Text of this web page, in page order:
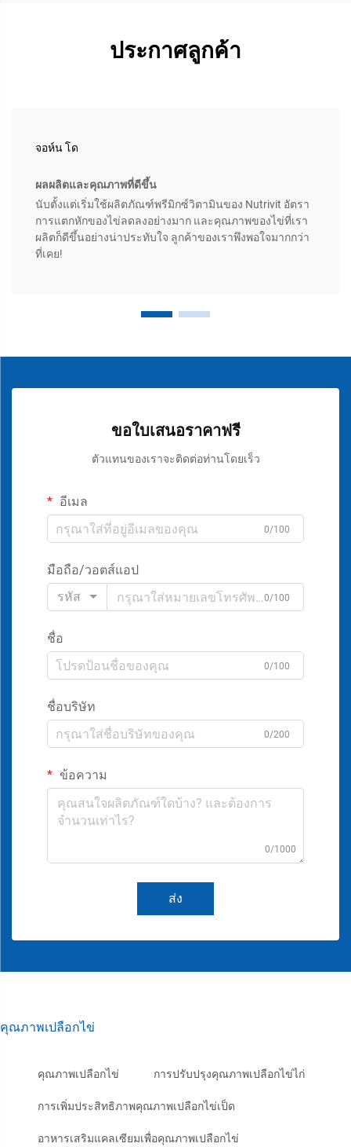
ประกาศลูกค้า
จอห์น โด
ผลผลิตและคุณภาพที่ดีขึ้น
นับตั้งแต่เริ่มใช้ผลิตภัณฑ์พรีมิกซ์วิตามินของ Nutrivit อัตรา
การแตกหักของไข่ลดลงอย่างมาก และคุณภาพของไข่ที่เรา
ผลิตก็ดีขึ้นอย่างน่าประทับใจ ลูกค้าของเราพึงพอใจมากกว่า
ที่เคย!
ขอใบเสนอราคาฟรี
ตัวแทนของเราจะติดต่อท่านโดยเร็ว
อีเมล
0/100
มือถือ/วอตส์แอป
รหัส
0/100
ชื่อ
0/100
ชื่อบริษัท
0/200
ข้อความ
0/1000
ส่ง
คุณภาพเปลือกไข่
คุณภาพเปลือกไข่ การปรับปรุงคุณภาพเปลือกไข่ไก่
การเพิ่มประสิทธิภาพคุณภาพเปลือกไข่เป็ด
อาหารเสริมแคลเซียมเพื่อคุณภาพเปลือกไข่